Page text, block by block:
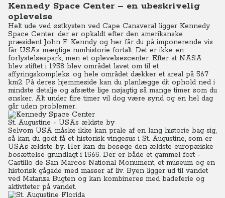
Kennedy Space Center – en ubeskrivelig
oplevelse
Helt ude ved østkysten ved Cape Canaveral ligger Kennedy
Space Center, der er opkaldt efter den amerikanske
præsident John F. Kenndy og her får du på imponerende vis
får USAs mægtige rumhistorie fortalt. Det er ikke en
forlystelsespark, men et oplevelsescenter. Efter at NASA
blev stiftet i 1958 blev området lavet om til et
affyringskompleks. og hele området dækker et areal på 567
km2. På deres hjemmeside kan du planlægge dit ophold ned i
mindste detalje og afsætte lige nøjagtig så mange timer som du
ønsker. Alt under fire timer vil dog være synd og en hel dag
går uden problemer.
St. Augustine - USAs ældste by
Selvom USA måske ikke kan prale af en lang historie bag sig,
så kan du godt få et historisk vingesus i St. Augustine, som er
USAs ældste by. Her kan du besøge den ældste europæiske
bosættelse grundlagt i 1565. Der er både et gammel fort -
Castillo de San Marcos National Monument, et museum og en
historisk gågade med masser af liv. Byen ligger ud til vandet
ved Matanza Bugten og kan kombineres med badeferie og
aktiviteter på vandet.